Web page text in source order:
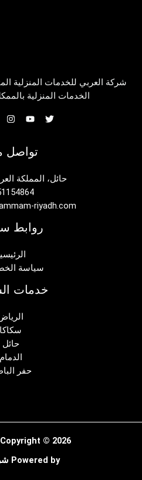
شركة العربي للخدمات المنزلية
الخدمات المنزلية
تواصل
حائل، المملكة
riyadh.com
روابط
سياسة
خدمات
سكاكا
حائل
الدمام
حفر
Copyright © 2026 شركة العربي
Powered by شركة العربي